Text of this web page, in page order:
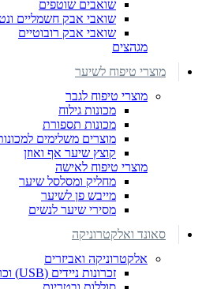
שואבים שוטפים
שואבי אבק חשמליים
שואבי אבק רובוטיים
מגהצים
מוצרי טיפוח לשיער
מוצרי טיפוח לגבר
מכונות גילוח
מכונות תספורת
מוצרים משלימים
קוצץ שיער אף ואוזן
מוצרי טיפוח לאישה
מחליק ומסלסל שיער
מייבש פן לשיער
מסירי שיער לנשים
סאונד ואלקטרוניקה
אלקטרוניקה ואביזרים
זכרונות ניידים (USB) וכרטיסי זיכרון